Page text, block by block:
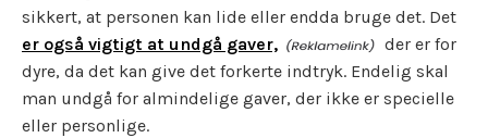
sikkert, at personen kan lide eller endda bruge det. Det
er også vigtigt at undgå gaver,
der er for
dyre, da det kan give det forkerte indtryk. Endelig skal
man undgå for almindelige gaver, der ikke er specielle
eller personlige.